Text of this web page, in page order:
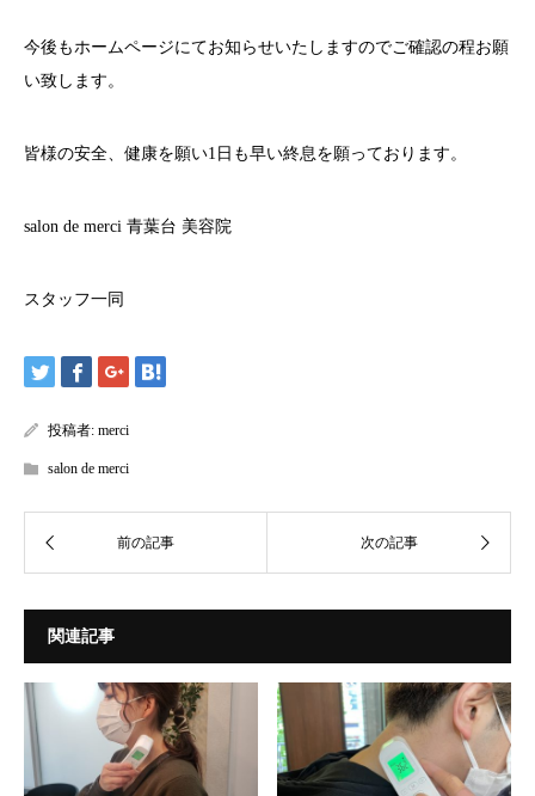
今後もホームページにてお知らせいたしますのでご確認の程お願
い致します。
皆様の安全、健康を願い1 日も早い終息を願っております。
salon de merci 青葉台 美容院
スタッフ一同
投稿者: merci
salon de merci
関連記事